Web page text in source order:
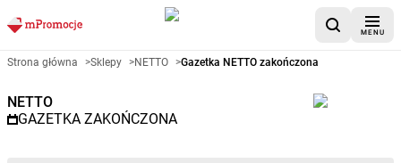
MENU
Gazetka promocyjna NETTO –
Strona główna >Sklepy >NETTO >Gazetka NETTO zakończona
NETTO
GAZETKA ZAKOŃCZONA